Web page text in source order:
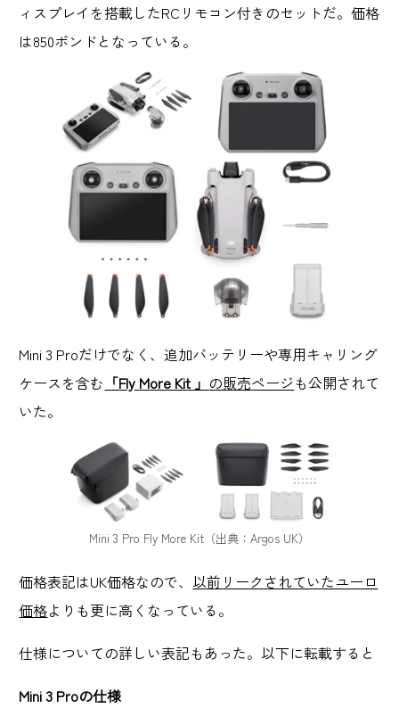
ィスプレイを搭載したRCリモコン付きのセットだ。価格
は850ポンドとなっている。
Mini 3 Proだけでなく、追加バッテリーや専用キャリング
ケースを含む 「Fly More Kit 」 の販売ページも公開されて
いた。
Mini 3 Pro Fly More Kit（出典：Argos UK）
価格表記はUK価格なので、 以前リークされていたユーロ
価格よりも更に高くなっている。
仕様についての詳しい表記もあった。以下に転載すると
Mini 3 Proの仕様